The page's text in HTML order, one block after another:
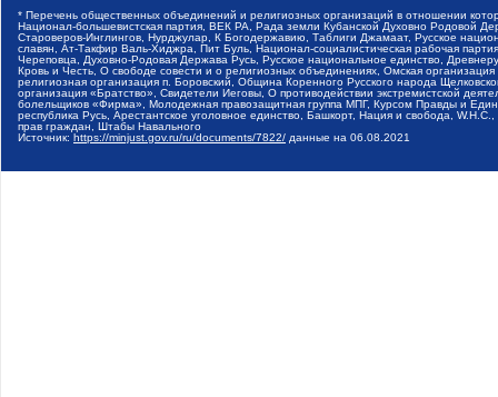
* Перечень общественных объединений и религиозных организаций в отношении
Национал-большевистская партия, ВЕК РА, Рада земли Кубанской Духовно Родовой
Староверов-Инглингов, Нурджулар, К Богодержавию, Таблиги Джамаат, Русское
славян, Ат-Такфир Валь-Хиджра, Пит Буль, Национал-социалистическая рабочая
Череповца, Духовно-Родовая Держава Русь, Русское национальное единство,
Кровь и Честь, О свободе совести и о религиозных объединениях, Омская
религиозная организация п. Боровский, Община Коренного Русского народа
организация «Братство», Свидетели Иеговы, О противодействии экстремистской
болельщиков «Фирма», Молодежная правозащитная группа МПГ, Курсом Правды и
республика Русь, Арестантское уголовное единство, Башкорт, Нация и свобода,
прав граждан, Штабы Навального
Источник: https://minjust.gov.ru/ru/documents/7822/ данные на 06.08.2021